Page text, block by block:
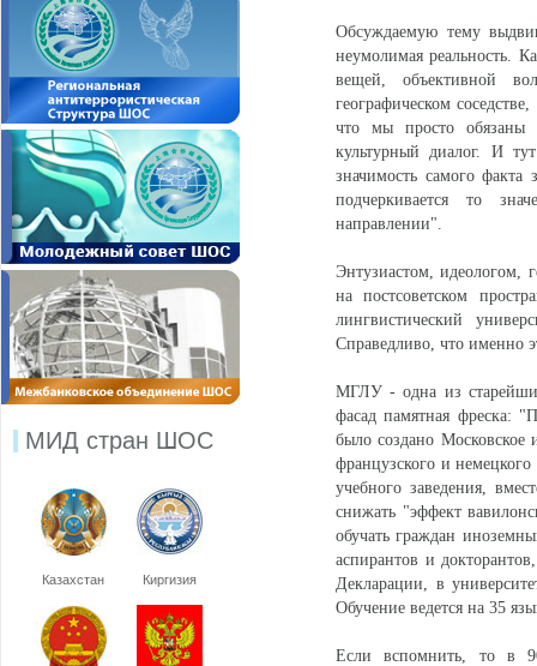
МИД стран ШОС
Казахстан Киргизия
Обсуждаемую тему
неумолимая реальность.
вещей, объективной
географическом
что мы просто обязаны
культурный диалог. И
значимость самого факта
подчеркивается то
направлении".
Энтузиастом, идеологом,
на постсоветском
лингвистический
Справедливо, что именно
МГЛУ - одна из
фасад памятная фреска:
было создано Московское
французского и
учебного заведения,
снижать "эффект
обучать граждан
аспирантов и
Декларации, в
Обучение ведется на 35
Если вспомнить, то в